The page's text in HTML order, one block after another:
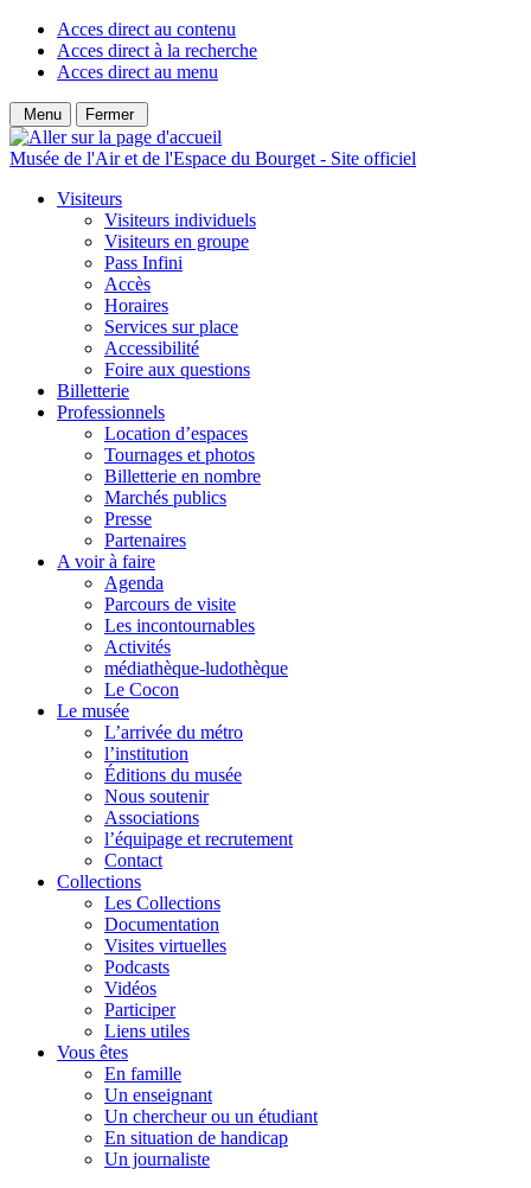
Acces direct au contenu
Acces direct à la recherche
Acces direct au menu
Menu Fermer
Musée de l'Air et de l'Espace du Bourget - Site officiel
Visiteurs
Visiteurs individuels
Visiteurs en groupe
Pass Infini
Accès
Horaires
Services sur place
Accessibilité
Foire aux questions
Billetterie
Professionnels
Location d’espaces
Tournages et photos
Billetterie en nombre
Marchés publics
Presse
Partenaires
A voir à faire
Agenda
Parcours de visite
Les incontournables
Activités
médiathèque-ludothèque
Le Cocon
Le musée
L’arrivée du métro
l’institution
Éditions du musée
Nous soutenir
Associations
l’équipage et recrutement
Contact
Collections
Les Collections
Documentation
Visites virtuelles
Podcasts
Vidéos
Participer
Liens utiles
Vous êtes
En famille
Un enseignant
Un chercheur ou un étudiant
En situation de handicap
Un journaliste